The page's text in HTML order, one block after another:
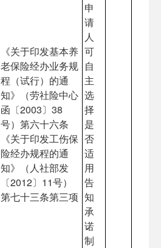
《关于印发基本养
老保险经办业务规
程（试行）的通
知》（劳社险中心
函〔2003〕38
号）第六十六条
《关于印发工伤保
险经办规程的通
知》（人社部发
〔2012〕11号）
第七十三条第三项
申
请
人
可
自
主
选
择
是
否
适
用
告
知
承
诺
制